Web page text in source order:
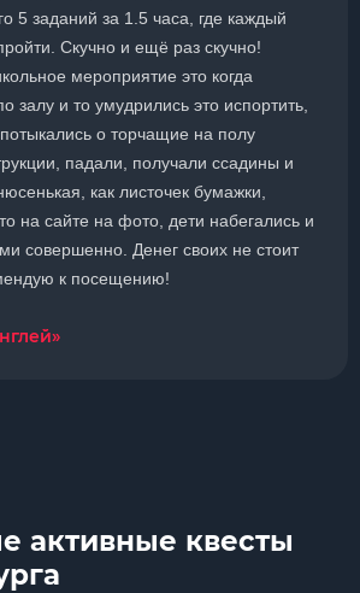
5 заданий за 1.5 часа, где каждый
Скучно и ещё раз скучно!
мероприятие это когда
залу и то умудрились это испортить,
о торчащие на полу
падали, получали ссадины и
как листочек бумажки,
на сайте на фото, дети набегались и
совершенно. Денег своих не стоит
к посещению!
активные квесты